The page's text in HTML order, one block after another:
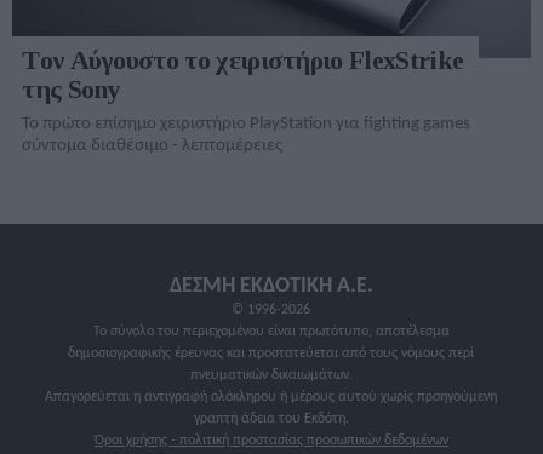
Tον Αύγουστο το χειριστήριο FlexStrike
της Sony
Το πρώτο επίσημο χειριστήριο PlayStation για fighting games
σύντομα διαθέσιμο - λεπτομέρειες
ΔΕΣΜΗ ΕΚΔΟΤΙΚΗ A.E.
© 1996-2026
Το σύνολο του περιεχομένου είναι πρωτότυπο, αποτέλεσμα
δημοσιογραφικής έρευνας και προστατεύεται από τους νόμους περί
πνευματικών δικαιωμάτων.
Απαγορεύεται η αντιγραφή ολόκληρου ή μέρους αυτού χωρίς προηγούμενη
γραπτή άδεια του Εκδότη.
Όροι χρήσης - πολιτική προστασίας προσωπικών δεδομένων